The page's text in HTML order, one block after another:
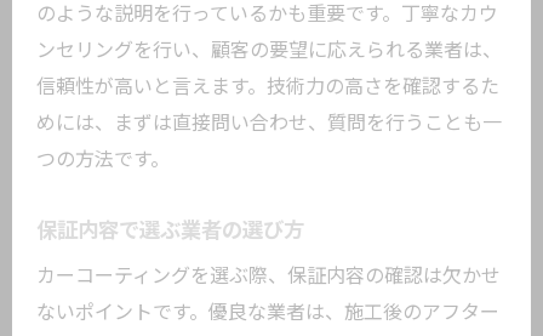
のような説明を行っているかも重要です。丁寧なカウ
ンセリングを行い、顧客の要望に応えられる業者は、
信頼性が高いと言えます。技術力の高さを確認するた
めには、まずは直接問い合わせ、質問を行うことも一
つの方法です。
保証内容で選ぶ業者の選び方
カーコーティングを選ぶ際、保証内容の確認は欠かせ
ないポイントです。優良な業者は、施工後のアフター